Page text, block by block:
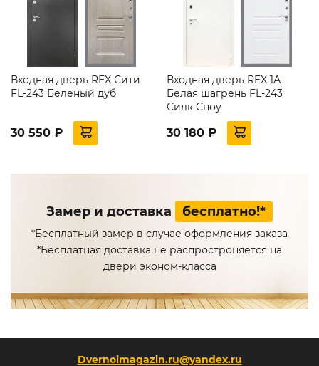
Входная дверь REX Сити
FL-243 Беленый дуб
30 550 ₽
Входная дверь REX 1А
Белая шагрень FL-243
Силк Сноу
30 180 ₽
Замер и доставка бесплатно!*
*Бесплатный замер в случае оформления заказа
*Бесплатная доставка не распростроняется на
двери эконом-класса
Dvernoimagazin.ru@yandex.ru